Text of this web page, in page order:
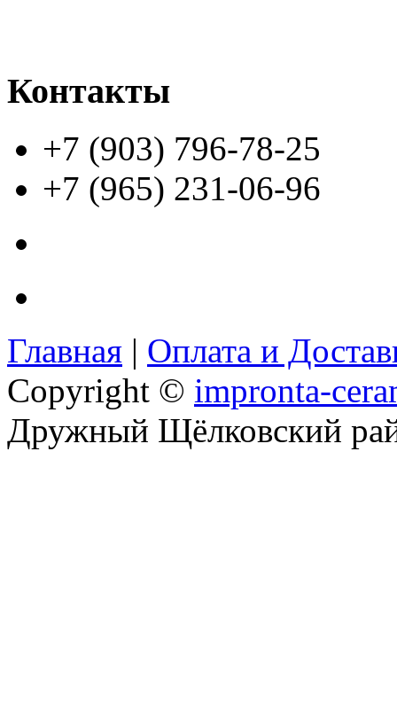
Контакты
+7 (903) 796-78-25
+7 (965) 231-06-96
Главная | Оплата и
Copyright © impronta-
Дружный Щёлковский